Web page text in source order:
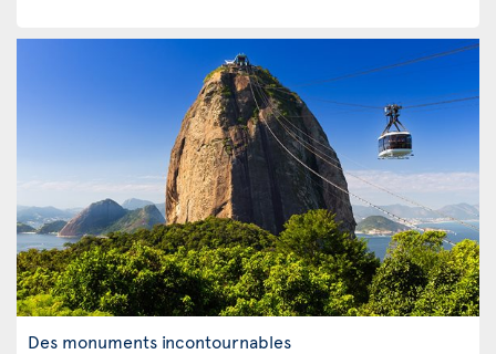
Des monuments incontournables